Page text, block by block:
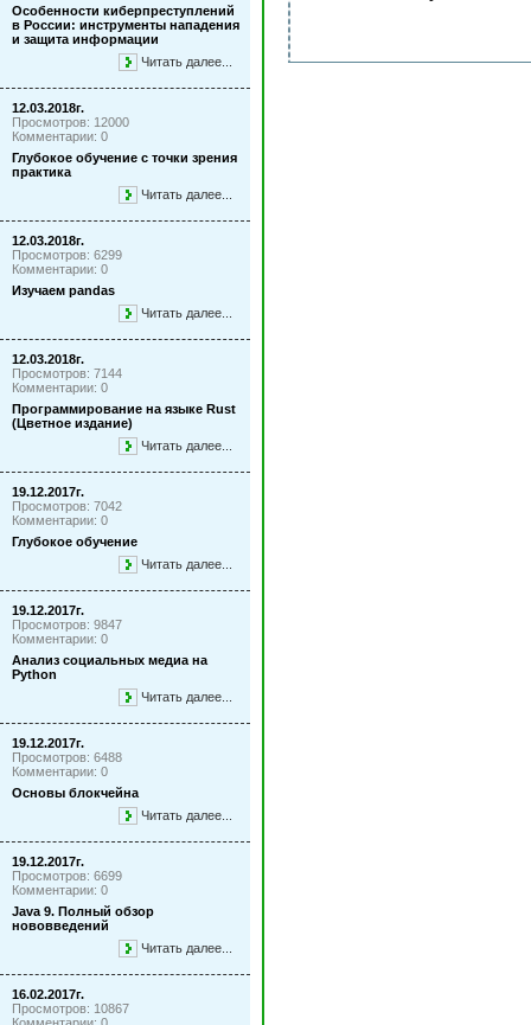
Особенности киберпреступлений
в России: инструменты нападения
и защита информации
Читать далее...
12.03.2018г.
Просмотров: 12000
Комментарии: 0
Глубокое обучение с точки зрения
практика
Читать далее...
12.03.2018г.
Просмотров: 6299
Комментарии: 0
Изучаем pandas
Читать далее...
12.03.2018г.
Просмотров: 7144
Комментарии: 0
Программирование на языке Rust
(Цветное издание)
Читать далее...
19.12.2017г.
Просмотров: 7042
Комментарии: 0
Глубокое обучение
Читать далее...
19.12.2017г.
Просмотров: 9847
Комментарии: 0
Анализ социальных медиа на
Python
Читать далее...
19.12.2017г.
Просмотров: 6488
Комментарии: 0
Основы блокчейна
Читать далее...
19.12.2017г.
Просмотров: 6699
Комментарии: 0
Java 9. Полный обзор
нововведений
Читать далее...
16.02.2017г.
Просмотров: 10867